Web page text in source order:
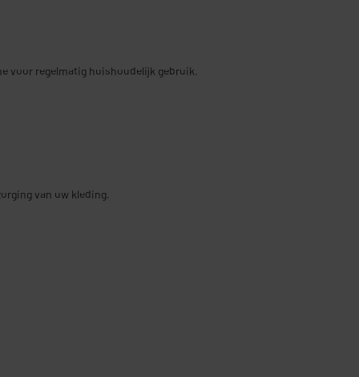
voor regelmatig huishoudelijk gebruik.
van uw kleding.